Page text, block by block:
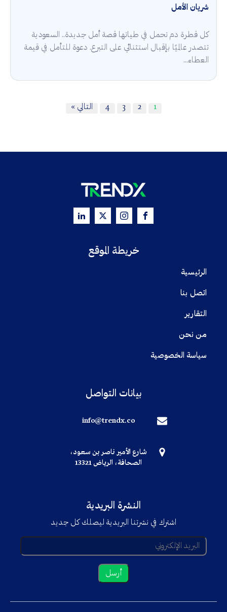
شريان الأمل
كل قطرة دم تحمل في طياتها قصة أمل جديدة.. السعودية
تتصدر عالميًا بإقبال استثنائي على التبرع. دعوة للتأمل في قيمة
العطاء...
1
2
3
4 التالي »
خريطة الموقع
الرئيسية
اتصل بنا
التقارير
من نحن
سياسة الخصوصية
بيانات التواصل
info@trendx.co
شارع الأمير ناصر بن سعود،
الصحافة، الرياض 13321
النشرة البريدية
اشترك في نشرتنا البريدية ليصلك كل جديد